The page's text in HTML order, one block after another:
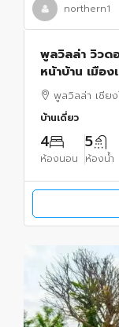
northern1
พูลวิลล่า วิวด
หน้าบ้าน เมือง
พูลวิลล่า เชียง
บ้านเดี่ยว
4
ห้องนอน
5
ห้องน้ำ